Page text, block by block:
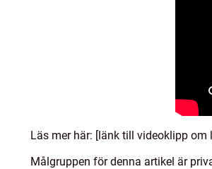
Läs mer här: [länk till videoklipp om
Målgruppen för denna artikel är